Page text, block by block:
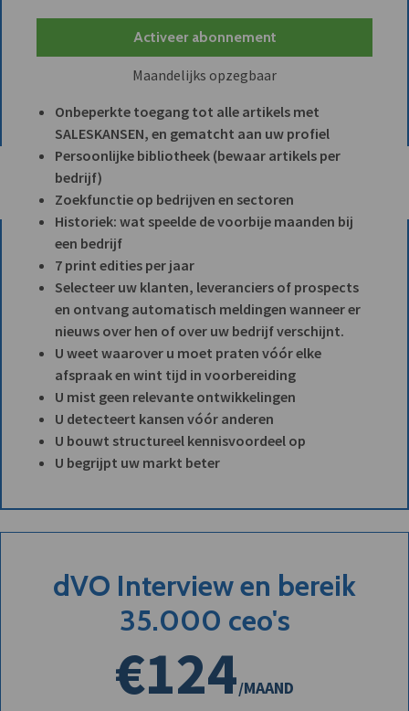
Activeer abonnement
Maandelijks opzegbaar
Onbeperkte toegang tot alle artikels met
SALESKANSEN, en gematcht aan uw profiel
Persoonlijke bibliotheek (bewaar artikels per
bedrijf)
Zoekfunctie op bedrijven en sectoren
Historiek: wat speelde de voorbije maanden bij
een bedrijf
7 print edities per jaar
Selecteer uw klanten, leveranciers of prospects
en ontvang automatisch meldingen wanneer er
nieuws over hen of over uw bedrijf verschijnt.
U weet waarover u moet praten vóór elke
afspraak en wint tijd in voorbereiding
U mist geen relevante ontwikkelingen
U detecteert kansen vóór anderen
U bouwt structureel kennisvoordeel op
U begrijpt uw markt beter
dVO Interview en bereik
35.000 ceo's
€124/MAAND